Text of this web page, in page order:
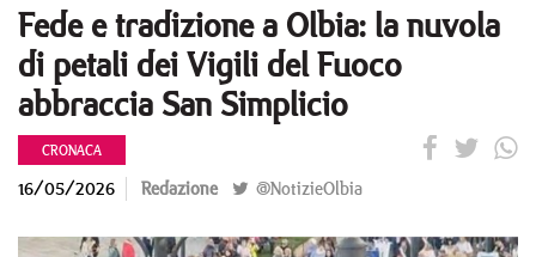
Fede e tradizione a Olbia: la nuvola
di petali dei Vigili del Fuoco
abbraccia San Simplicio
CRONACA
16/05/2026 Redazione @NotizieOlbia